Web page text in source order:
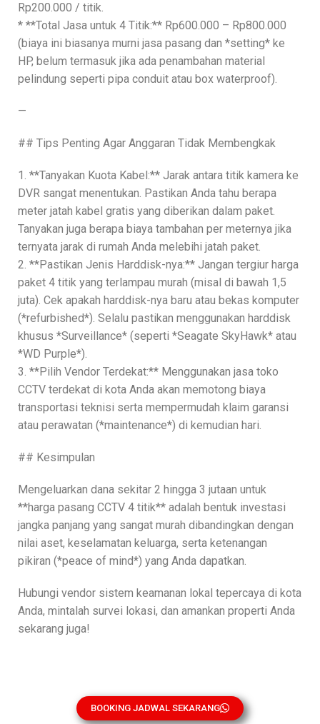
Rp200.000 / titik.
* **Total Jasa untuk 4 Titik:** Rp600.000 – Rp800.000
(biaya ini biasanya murni jasa pasang dan *setting* ke
HP, belum termasuk jika ada penambahan material
pelindung seperti pipa conduit atau box waterproof).
—
## Tips Penting Agar Anggaran Tidak Membengkak
1. **Tanyakan Kuota Kabel:** Jarak antara titik kamera ke
DVR sangat menentukan. Pastikan Anda tahu berapa
meter jatah kabel gratis yang diberikan dalam paket.
Tanyakan juga berapa biaya tambahan per meternya jika
ternyata jarak di rumah Anda melebihi jatah paket.
2. **Pastikan Jenis Harddisk-nya:** Jangan tergiur harga
paket 4 titik yang terlampau murah (misal di bawah 1,5
juta). Cek apakah harddisk-nya baru atau bekas komputer
(*refurbished*). Selalu pastikan menggunakan harddisk
khusus *Surveillance* (seperti *Seagate SkyHawk* atau
*WD Purple*).
3. **Pilih Vendor Terdekat:** Menggunakan jasa toko
CCTV terdekat di kota Anda akan memotong biaya
transportasi teknisi serta mempermudah klaim garansi
atau perawatan (*maintenance*) di kemudian hari.
## Kesimpulan
Mengeluarkan dana sekitar 2 hingga 3 jutaan untuk
**harga pasang CCTV 4 titik** adalah bentuk investasi
jangka panjang yang sangat murah dibandingkan dengan
nilai aset, keselamatan keluarga, serta ketenangan
pikiran (*peace of mind*) yang Anda dapatkan.
Hubungi vendor sistem keamanan lokal tepercaya di kota
Anda, mintalah survei lokasi, dan amankan properti Anda
sekarang juga!
BOOKING JADWAL SEKARANG